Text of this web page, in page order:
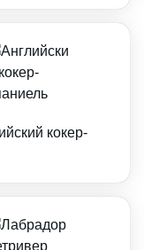
кокер-